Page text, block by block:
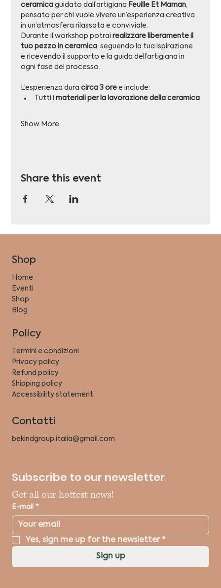
ceramica guidato dall’artigiana Feuille Et Maman,
pensato per chi vuole vivere un’esperienza creativa
in un’atmosfera rilassata e conviviale.
Durante il workshop potrai realizzare liberamente il
tuo pezzo in ceramica, seguendo la tua ispirazione
e ricevendo il supporto e la guida dell’artigiana in
ogni fase del processo.
L’esperienza dura circa 3 ore e include:
Tutti i materiali per la lavorazione della ceramica
Show More
Share this event
Shop
Home
Eventi
Shop
Blog
Policy
Termini e condizioni
Privacy policy
Refund policy
Shipping policy
Accessibility statement
Contatti
bekindgroup.italia@gmail.com
Subscribe to our newsletter
Get all our hottest news!
E-mail *
Yes, sign me up for the newsletter *
Sign up